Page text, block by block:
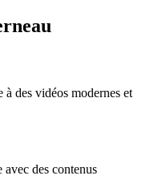
des vidéos modernes et
avec des contenus